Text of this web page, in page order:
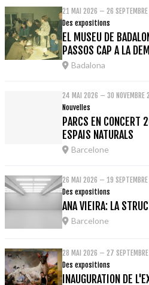
21 MAI 2026 – 26
Des expositions
EL MUSEU DE
PASSOS CAP A LA
Badalona
24 MAI 2026 – 30 NOVEMBRE
Nouvelles
PARCS EN
ESPAIS NATURALS
Barcelone
26 MAI 2026 – 19
Des expositions
ANA VIEIRA: LA
Barcelone
28 MAI 2026 – 27
Des expositions
INAUGURATION DE